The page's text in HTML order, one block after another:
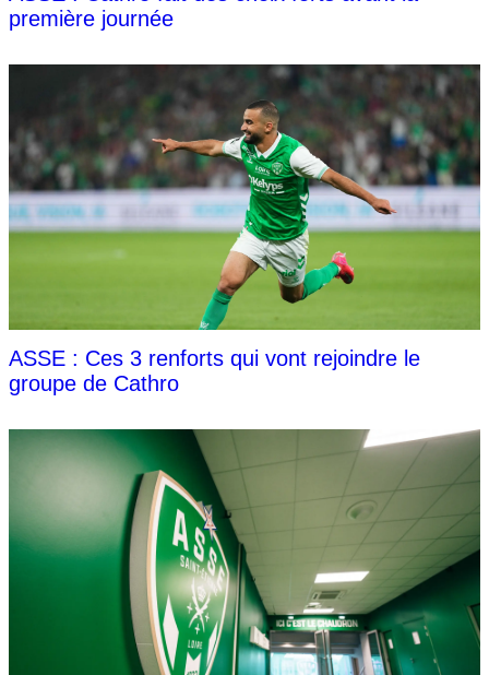
première journée
ASSE : Ces 3 renforts qui vont rejoindre le
groupe de Cathro